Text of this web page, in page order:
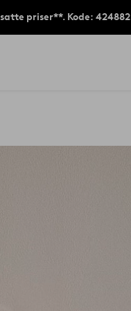
priser**. Kode: 424882